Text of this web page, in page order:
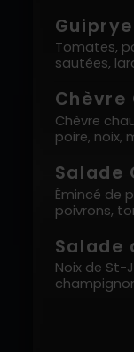
Tomates,
sautées,
Chèvre
Chèvre
poire, noix,
Salade
Émincé de
poivrons,
Salade
Noix de St-